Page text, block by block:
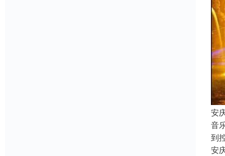
安
音
到
安